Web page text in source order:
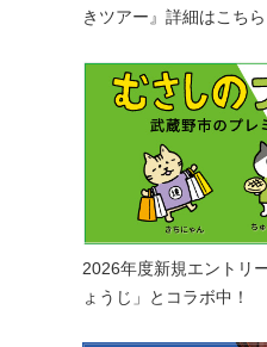
きツアー』詳細はこちら
2026年度新規エントリ
ょうじ」とコラボ中！